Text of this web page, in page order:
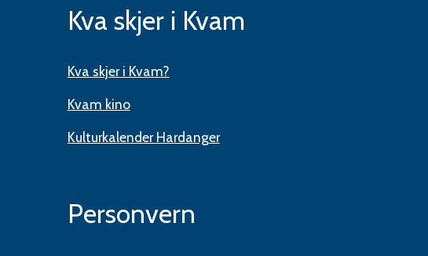
Kva skjer i Kvam
Kva skjer i Kvam?
Kvam kino
Kulturkalender Hardanger
Personvern